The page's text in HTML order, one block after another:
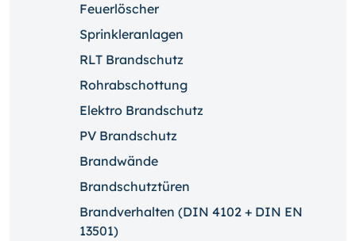
Feuerlöscher
Sprinkleranlagen
RLT Brandschutz
Rohrabschottung
Elektro Brandschutz
PV Brandschutz
Brandwände
Brandschutztüren
Brandverhalten (DIN 4102 + DIN EN
13501)